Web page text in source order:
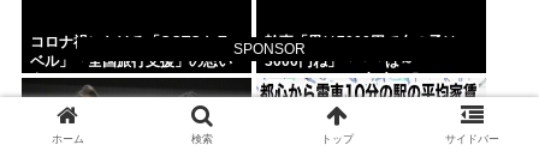
SPONSOR
コロナ禍における「GOTOトラ
ベル」「全国旅行支援」の思い
出
幹事「男は7000円で女の子は
3000円ね」「「「は～
い」」」」（ヽ´ん`）「あ？ ち
ょっと待てよ」
ホーム 検索 トップ サイドバー